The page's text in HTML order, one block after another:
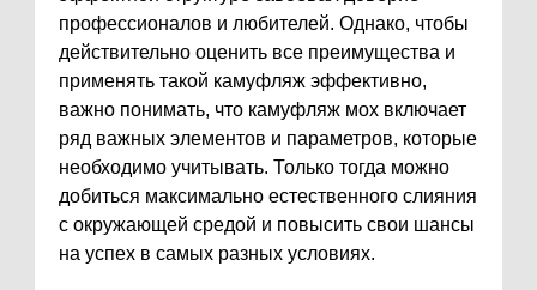
профессионалов и любителей. Однако, чтобы
действительно оценить все преимущества и
применять такой камуфляж эффективно,
важно понимать, что камуфляж мох включает
ряд важных элементов и параметров, которые
необходимо учитывать. Только тогда можно
добиться максимально естественного слияния
с окружающей средой и повысить свои шансы
на успех в самых разных условиях.